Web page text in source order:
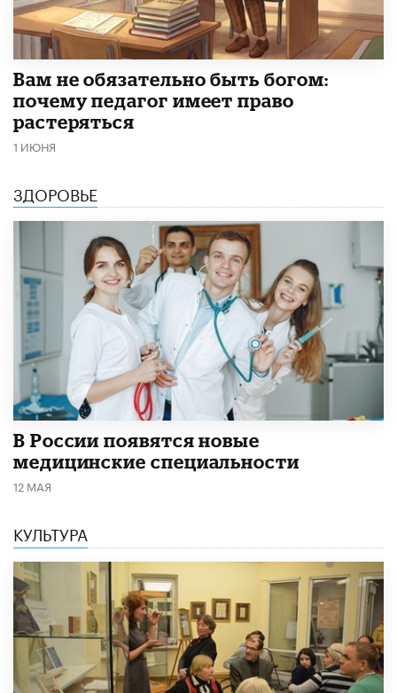
​Вам не обязательно быть богом:
почему педагог имеет право
растеряться
1 ИЮНЯ
ЗДОРОВЬЕ
В России появятся новые
медицинские специальности
12 МАЯ
КУЛЬТУРА